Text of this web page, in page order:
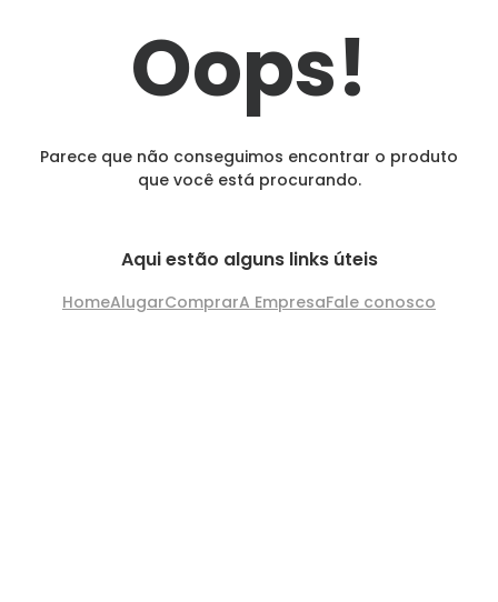
Oops!
Parece que não conseguimos encontrar o produto
que você está procurando.
Aqui estão alguns links úteis
HomeAlugarComprarA EmpresaFale conosco